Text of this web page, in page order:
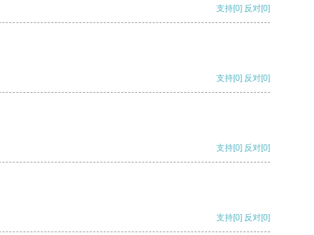
支持[0] 反对[0]
支持[0] 反对[0]
支持[0] 反对[0]
支持[0] 反对[0]